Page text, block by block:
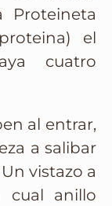
el
cuatro
al entrar,
a salibar
vistazo a
cual anillo